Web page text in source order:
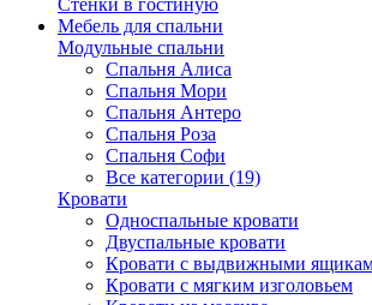
Стенки в гостиную
Мебель для спальни
Модульные спальни
Спальня Алиса
Спальня Мори
Спальня Антеро
Спальня Роза
Спальня Софи
Все категории (19)
Кровати
Односпальные кровати
Двуспальные кровати
Кровати с выдвижными
Кровати с мягким изголовьем